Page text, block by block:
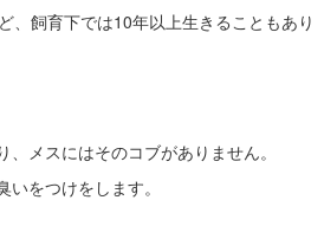
、飼育下では10年以上生きることもあり
メスにはそのコブがありません。
をつけをします。